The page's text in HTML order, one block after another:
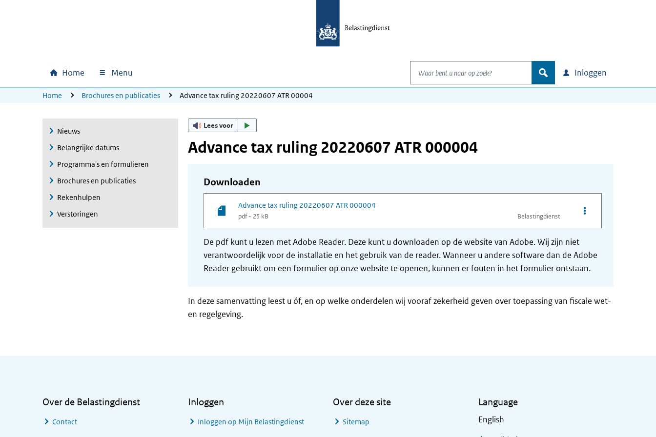
Hoofdnavigatie
Home Menu
Waar bent u naar op zoek?
zoek Inloggen
U bevindt zich hier:
Home Brochures en publicaties Advance tax ruling 20220607 ATR 00004
Nieuws
Belangrijke datums
Programma's en formulieren
Brochures en publicaties
Rekenhulpen
Verstoringen
Lees voor
Advance tax ruling 20220607 ATR 000004
Downloaden
Advance tax ruling 20220607 ATR 000004
pdf - 25 kB Belastingdienst
Opties van bestand
De pdf kunt u lezen met Adobe Reader. Deze kunt u downloaden op de website van Adobe. Wij zijn niet
verantwoordelijk voor de installatie en het gebruik van de reader. Wanneer u andere software dan de Adobe
Reader gebruikt om een formulier op onze website te openen, kunnen er fouten in het formulier ontstaan.
In deze samenvatting leest u óf, en op welke onderdelen wij vooraf zekerheid geven over toepassing van fiscale wet-
en regelgeving.
Over de Belastingdienst
Contact
Inloggen
Inloggen op Mijn Belastingdienst
Over deze site
Sitemap
Language
English